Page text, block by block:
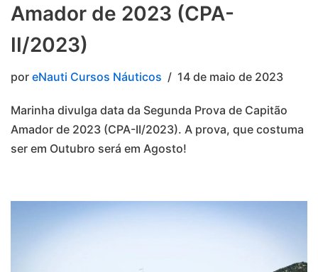
Amador de 2023 (CPA-
II/2023)
por eNauti Cursos Náuticos 14 de maio de 2023
Marinha divulga data da Segunda Prova de Capitão
Amador de 2023 (CPA-II/2023). A prova, que costuma
ser em Outubro será em Agosto!